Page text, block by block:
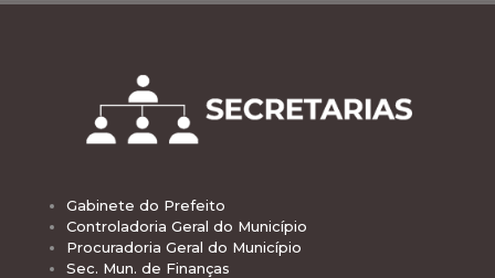
Gabinete do Prefeito
Controladoria Geral do Município
Procuradoria Geral do Município
Sec. Mun. de Finanças